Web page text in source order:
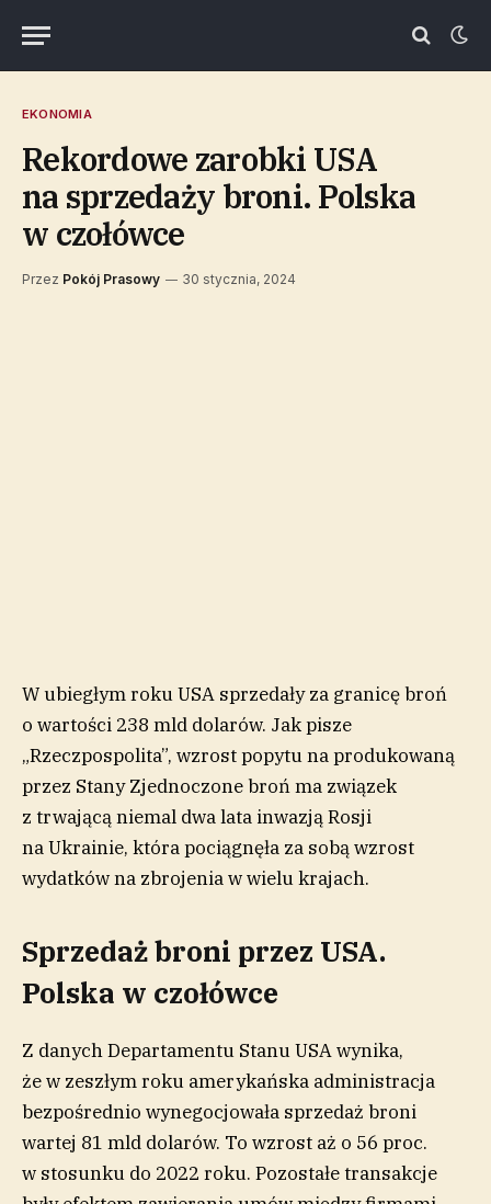
EKONOMIA
Rekordowe zarobki USA
na sprzedaży broni. Polska
w czołówce
Przez Pokój Prasowy 30 stycznia, 2024
W ubiegłym roku USA sprzedały za granicę broń
o wartości 238 mld dolarów. Jak pisze
„Rzeczpospolita”, wzrost popytu na produkowaną
przez Stany Zjednoczone broń ma związek
z trwającą niemal dwa lata inwazją Rosji
na Ukrainie, która pociągnęła za sobą wzrost
wydatków na zbrojenia w wielu krajach.
Sprzedaż broni przez USA.
Polska w czołówce
Z danych Departamentu Stanu USA wynika,
że w zeszłym roku amerykańska administracja
bezpośrednio wynegocjowała sprzedaż broni
wartej 81 mld dolarów. To wzrost aż o 56 proc.
w stosunku do 2022 roku. Pozostałe transakcje